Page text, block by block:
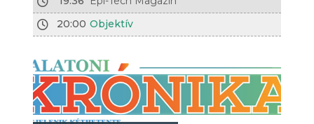
20:00 Objektív